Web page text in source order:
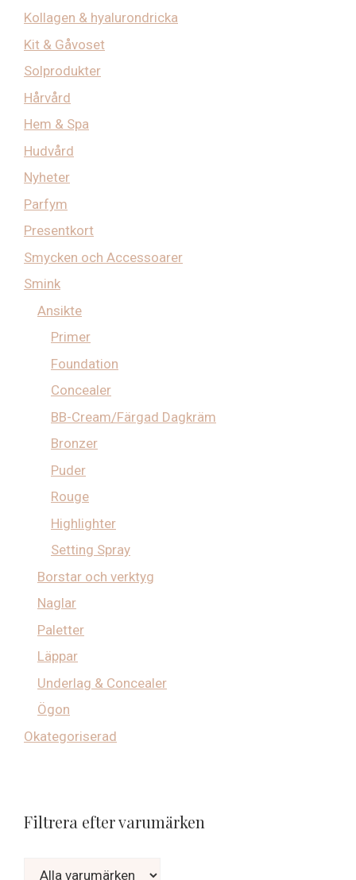
Kollagen & hyalurondricka
Kit & Gåvoset
Solprodukter
Hårvård
Hem & Spa
Hudvård
Nyheter
Parfym
Presentkort
Smycken och Accessoarer
Smink
Ansikte
Primer
Foundation
Concealer
BB-Cream/Färgad Dagkräm
Bronzer
Puder
Rouge
Highlighter
Setting Spray
Borstar och verktyg
Naglar
Paletter
Läppar
Underlag & Concealer
Ögon
Okategoriserad
Filtrera efter varumärken